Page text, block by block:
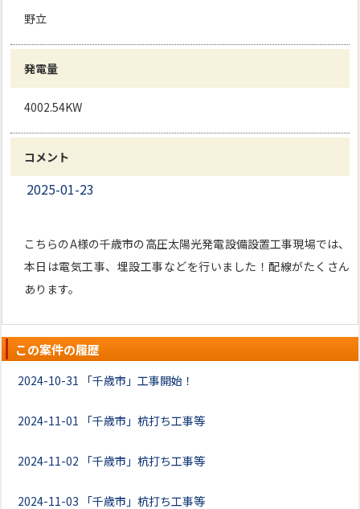
野立
発電量
4002.54KW
コメント
2025-01-23
こちらのA様の千歳市の高圧太陽光発電設備設置工事現場では、
本日は電気工事、埋設工事などを行いました！配線がたくさん
あります。
この案件の履歴
2024-10-31 「千歳市」工事開始！
2024-11-01 「千歳市」杭打ち工事等
2024-11-02 「千歳市」杭打ち工事等
2024-11-03 「千歳市」杭打ち工事等